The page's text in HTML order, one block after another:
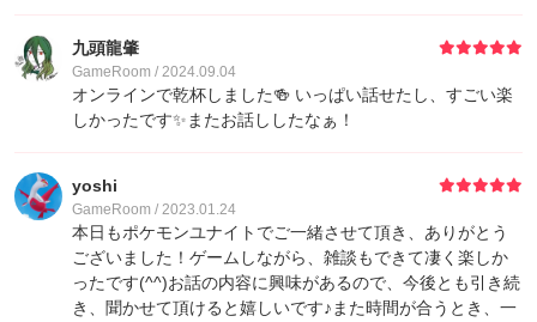
九頭龍肇
GameRoom / 2024.09.04
オンラインで乾杯しました🍻 いっぱい話せたし、すごい楽
しかったです✨またお話ししたなぁ！
yoshi
GameRoom / 2023.01.24
本日もポケモンユナイトでご一緒させて頂き、ありがとう
ございました！ゲームしながら、雑談もできて凄く楽しか
ったです(^^)お話の内容に興味があるので、今後とも引き続
き、聞かせて頂けると嬉しいです♪また時間が合うとき、一